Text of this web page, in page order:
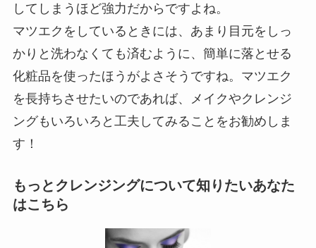
してしまうほど強力だからですよね。
マツエクをしているときには、あまり目元をしっ
かりと洗わなくても済むように、簡単に落とせる
化粧品を使ったほうがよさそうですね。マツエク
を長持ちさせたいのであれば、メイクやクレンジ
ングもいろいろと工夫してみることをお勧めしま
す！
もっとクレンジングについて知りたいあなた
はこちら